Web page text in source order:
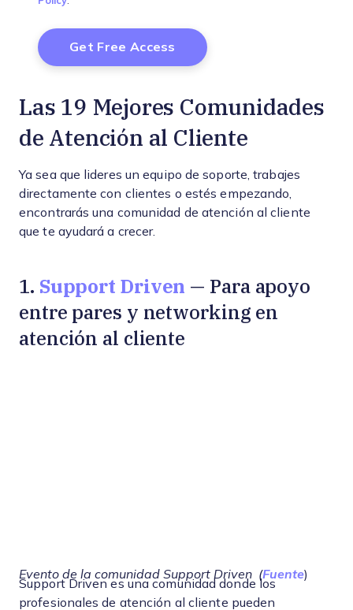
Las 19 Mejores Comunidades
de Atención al Cliente
Ya sea que lideres un equipo de soporte, trabajes
directamente con clientes o estés empezando,
encontrarás una comunidad de atención al cliente
que te ayudará a crecer.
1. Support Driven — Para apoyo
entre pares y networking en
atención al cliente
Evento de la comunidad Support Driven (Fuente)
Support Driven es una comunidad donde los
profesionales de atención al cliente pueden